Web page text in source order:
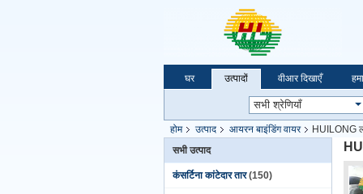
घर उत्पादों वीआर दिखाएँ
होम उत्पाद आयरन बाइंडिंग वायर
HUILONG
सभी उत्पाद
कंसर्टिना कांटेदार तार (150)